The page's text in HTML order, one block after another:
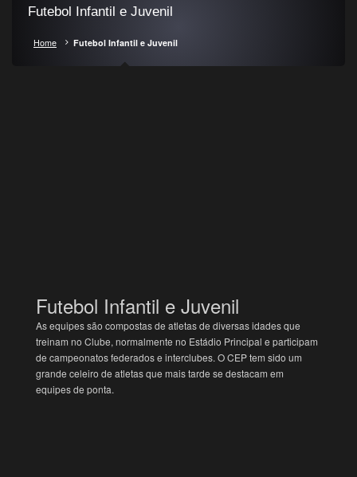
Futebol Infantil e Juvenil
Home Futebol Infantil e Juvenil
Futebol Infantil e Juvenil
As equipes são compostas de atletas de diversas idades que
treinam no Clube, normalmente no Estádio Principal e participam
de campeonatos federados e interclubes. O CEP tem sido um
grande celeiro de atletas que mais tarde se destacam em
equipes de ponta.